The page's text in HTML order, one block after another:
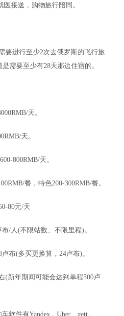
接送，购物旅行陪同。
要进行至少2次去俄罗斯的飞行旅
需要至少有28天那边住宿的。
天。
天。
800RMB/天。
餐，特色200-300RMB/餐。
80元/天
/人(不限站数、不限里程)。
布(多买更换算，24卢布)。
(新年期间可能会达到单程500卢
软件有Yandex，Uber、gett。